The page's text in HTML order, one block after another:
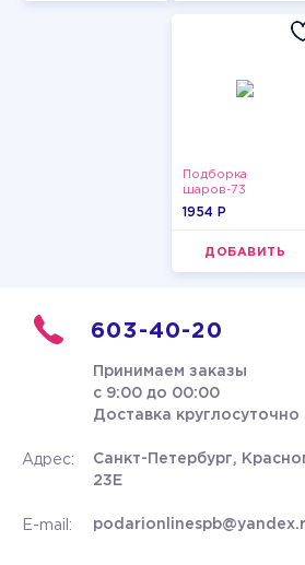
Подборка
шаров-73
1954 P
ДОБАВИТЬ
603-40-20
Принимаем заказы
с 9:00 до 00:00
Доставка круглосуточно
Адрес:
Санкт-Петербург,
23Е
E-mail: